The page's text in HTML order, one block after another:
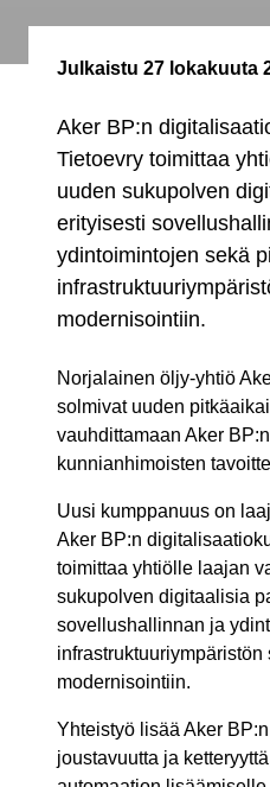
Julkaistu 27 lokakuuta
Aker BP:n
Tietoevry toimittaa
uuden sukupolven
erityisesti
ydintoimintojen sekä
modernisointiin.
Norjalainen öljy-yhtiö
solmivat uuden
vauhdittamaan Aker
kunnianhimoisten
Uusi kumppanuus on
Aker BP:n
toimittaa yhtiölle laajan
sukupolven digitaalisia
sovellushallinnan ja
infrastruktuuriympäristön
modernisointiin.
Yhteistyö lisää Aker
joustavuutta ja